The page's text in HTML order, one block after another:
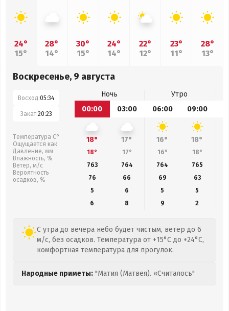
24°
15°
28°
14°
30°
15°
24°
14°
22°
12°
23°
11°
28°
13°
Воскресенье, 9 августа
Восход:05:34
Закат:20:23
Температура С°
Ощущается как
Давление, мм
Влажность, %
Ветер, м/с
Вероятность
осадков, %
Ночь
Утро
00:00
03:00 06:00 09:00
18° 17° 16° 18°
18° 17° 16° 18°
763
764 764 765
76
66 69 63
5
6 5
5
6
8 9 2
С утра до вечера небо будет чистым, ветер до 6
м/с, без осадков. Температура от +15°C до +24°C,
комфортная температура для прогулок.
Народные приметы: "Матия (Матвея). «Считалось"